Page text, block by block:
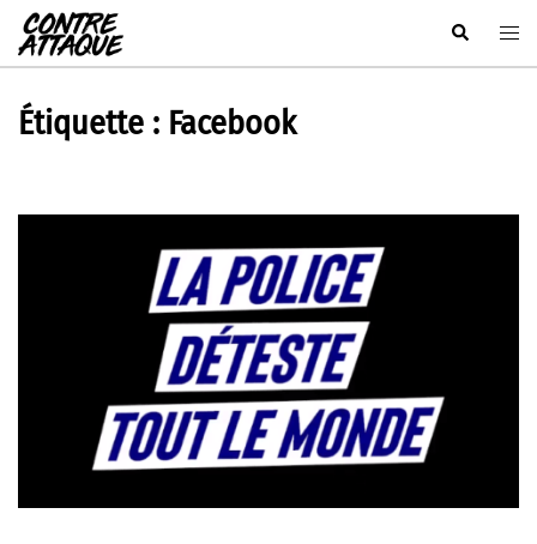
Aller
au
contenu
Rechercher
Étiquette : Facebook